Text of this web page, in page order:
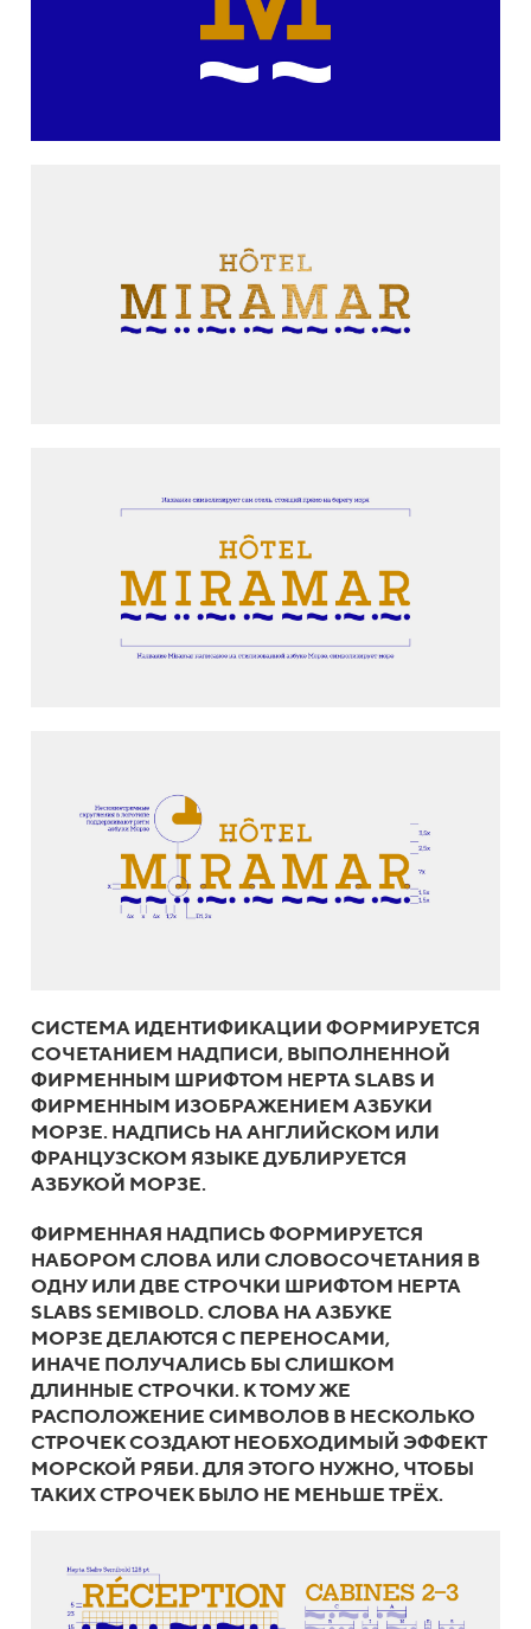
СИСТЕМА ИДЕНТИФИКАЦИИ ФОРМИРУЕТСЯ
СОЧЕТАНИЕМ НАДПИСИ, ВЫПОЛНЕННОЙ
ФИРМЕННЫМ ШРИФТОМ HEPTA SLABS И
ФИРМЕННЫМ ИЗОБРАЖЕНИЕМ АЗБУКИ
МОРЗЕ. НАДПИСЬ НА АНГЛИЙСКОМ ИЛИ
ФРАНЦУЗСКОМ ЯЗЫКЕ ДУБЛИРУЕТСЯ
АЗБУКОЙ МОРЗЕ.
ФИРМЕННАЯ НАДПИСЬ ФОРМИРУЕТСЯ
НАБОРОМ СЛОВА ИЛИ СЛОВОСОЧЕТАНИЯ В
ОДНУ ИЛИ ДВЕ СТРОЧКИ ШРИФТОМ HEPTA
SLABS SEMIBOLD. СЛОВА НА АЗБУКЕ
МОРЗЕ ДЕЛАЮТСЯ С ПЕРЕНОСАМИ,
ИНАЧЕ ПОЛУЧАЛИСЬ БЫ СЛИШКОМ
ДЛИННЫЕ СТРОЧКИ. К ТОМУ ЖЕ
РАСПОЛОЖЕНИЕ СИМВОЛОВ В НЕСКОЛЬКО
СТРОЧЕК СОЗДАЮТ НЕОБХОДИМЫЙ ЭФФЕКТ
МОРСКОЙ РЯБИ. ДЛЯ ЭТОГО НУЖНО, ЧТОБЫ
ТАКИХ СТРОЧЕК БЫЛО НЕ МЕНЬШЕ ТРЁХ.